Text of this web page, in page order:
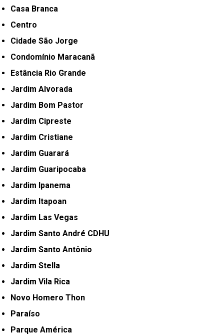
Casa Branca
Centro
Cidade São Jorge
Condomínio Maracanã
Estância Rio Grande
Jardim Alvorada
Jardim Bom Pastor
Jardim Cipreste
Jardim Cristiane
Jardim Guarará
Jardim Guaripocaba
Jardim Ipanema
Jardim Itapoan
Jardim Las Vegas
Jardim Santo André CDHU
Jardim Santo Antônio
Jardim Stella
Jardim Vila Rica
Novo Homero Thon
Paraíso
Parque América